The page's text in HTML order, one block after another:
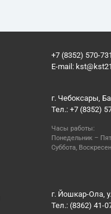
+7 (8352) 570-
E-mail:
г. Чебоксары,
Тел.: +7 (8352)
Часы работы:
Понедельник –
Суббота,
г. Йошкар-Ола,
Тел.: (8362) 41-